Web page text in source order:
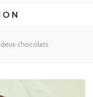
deux chocolats